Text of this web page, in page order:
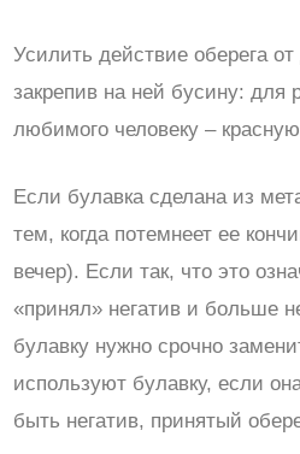
Усилить действие оберега
закрепив на ней бусину: для
любимого человеку –
Если булавка сделана из
тем, когда потемнеет ее
вечер). Если так, что это
«принял» негатив и больше
булавку нужно срочно
используют булавку, если
быть негатив, принятый